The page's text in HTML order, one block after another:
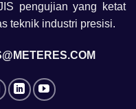
pengujian yang ketat
teknik industri presisi.